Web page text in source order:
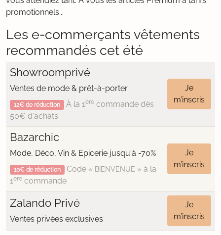
promotionnels...
Les e-commerçants vêtements
recommandés cet été
Showroomprivé
Ventes de mode & prêt-à-porter
12€ de réduction À la 1èrecommande dès
50€ d'achats
Je
m’inscris
Bazarchic
Mode, Déco, Vin & Epicerie jusqu'à -70%
10€ de réduction Code « BIENVENUE » à la
1ère commande
Je
m’inscris
Zalando Privé
Ventes privées exclusives
Je
m’inscris